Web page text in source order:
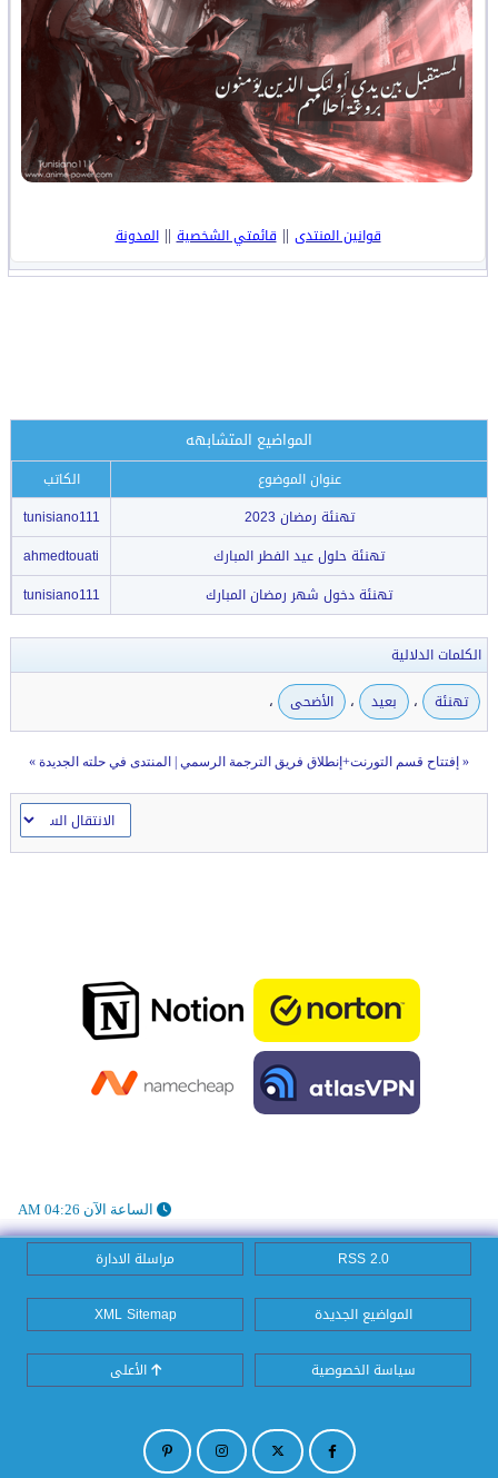
قوانين المنتدى ||قائمتي الشخصية||المدونة
المواضيع المتشابهه
عنوان الموضوع
الكاتب
تهنئة رمضان 2023
tunisiano111
تهنئة حلول عيد الفطر المبارك
ahmedtouati
تهنئة دخول شهر رمضان المبارك
tunisiano111
الكلمات الدلالية
تهنئة
، بعيد ، الأضحى ،
« إفتتاح قسم التورنت+إنطلاق فريق الترجمة الرسمي المنتدى في حلته الجديدة »
الساعة الآن 04:26 AM
RSS 2.0 مراسلة الادارة
المواضيع الجديدة XML Sitemap
سياسة الخصوصية الأعلى